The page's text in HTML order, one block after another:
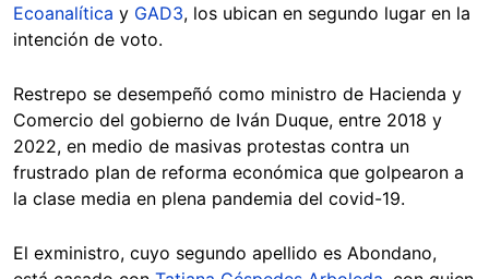
Ecoanalítica y GAD3, los ubican en segundo lugar en la
intención de voto.
Restrepo se desempeñó como ministro de Hacienda y
Comercio del gobierno de Iván Duque, entre 2018 y
2022, en medio de masivas protestas contra un
frustrado plan de reforma económica que golpearon a
la clase media en plena pandemia del covid-19.
El exministro, cuyo segundo apellido es Abondano,